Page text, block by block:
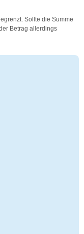
Sollte die Summe
Betrag allerdings